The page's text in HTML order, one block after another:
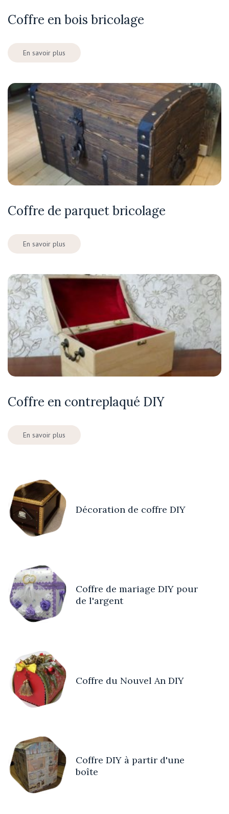
Coffre en bois bricolage
En savoir plus
Coffre de parquet bricolage
En savoir plus
Coffre en contreplaqué DIY
En savoir plus
Décoration de coffre DIY
Coffre de mariage DIY pour
de l'argent
Coffre du Nouvel An DIY
Coffre DIY à partir d'une
boîte